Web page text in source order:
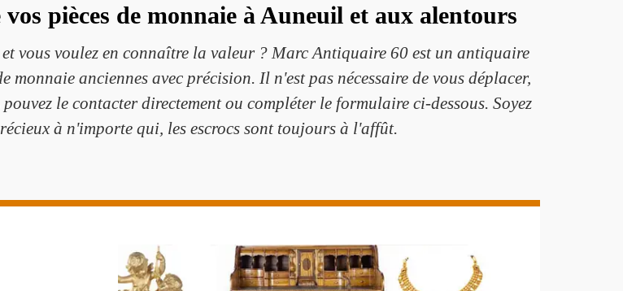
pièces de monnaie à Auneuil et aux alentours
vous voulez en connaître la valeur ? Marc Antiquaire 60 est un antiquaire
monnaie anciennes avec précision. Il n'est pas nécessaire de vous déplacer,
le contacter directement ou compléter le formulaire ci-dessous. Soyez
à n'importe qui, les escrocs sont toujours à l'affût.